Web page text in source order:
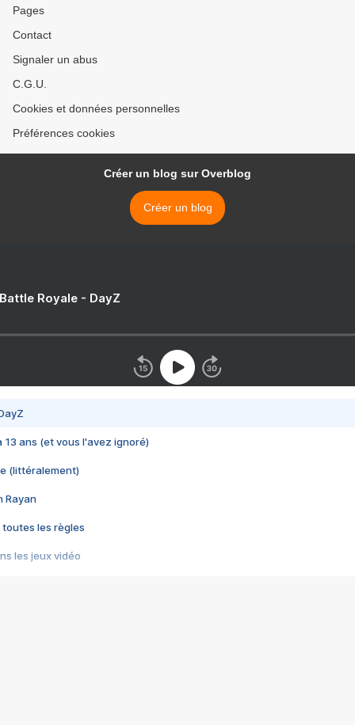
Pages
Contact
Signaler un abus
C.G.U.
Cookies et données personnelles
Préférences cookies
Créer un blog sur Overblog
Créer un blog
Royale - DayZ
13 ans (et vous l'avez ignoré)
(littéralement)
Rayan
toutes les règles
les jeux vidéo